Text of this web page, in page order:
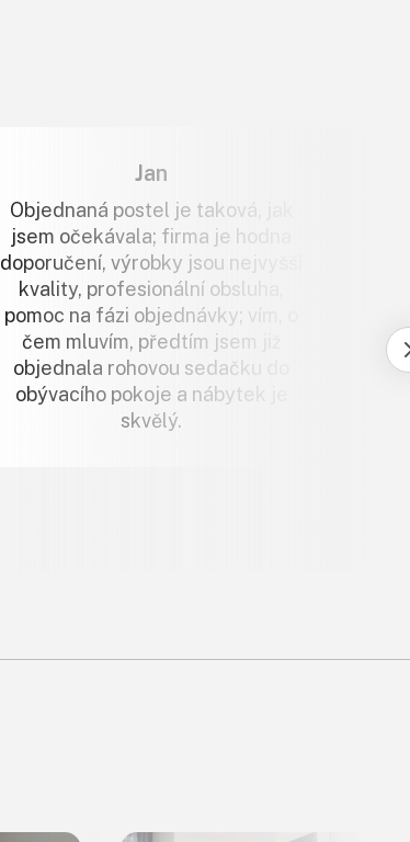
Jan
Objednaná postel je taková, jak
jsem očekávala; firma je hodna
doporučení, výrobky jsou nejvyšší
kvality, profesionální obsluha,
pomoc na fázi objednávky; vím, o
čem mluvím, předtím jsem již
objednala rohovou sedačku do
obývacího pokoje a nábytek je
skvělý.